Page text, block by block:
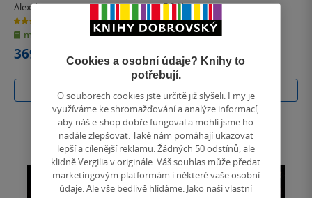
Alex Aster
4.1
z
5
hvězdiček
měkká vazba
369 Kč
Do košíku
F.C. Yee
0.0
z
5 měkká vazba
266 Kč
Běžně 297 Kč
Do košíku
Cookies a osobní údaje? Knihy to
potřebují.
O souborech cookies jste určitě již slyšeli. I my je
využíváme ke shromažďování a analýze informací,
aby náš e-shop dobře fungoval a mohli jsme ho
nadále zlepšovat. Také nám pomáhají ukazovat
lepší a cílenější reklamu. Žádných 50 odstínů, ale
klidně Vergilia v originále. Váš souhlas může předat
marketingovým platformám i některé vaše osobní
údaje. Ale vše bedlivě hlídáme. Jako naši vlastní